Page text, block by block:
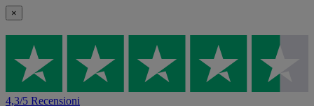
×
4,3/5 Recensioni